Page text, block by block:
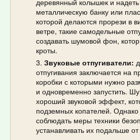
металлическую банку или
которой делаются прорези в
ветре, такие самодельные
создавать шумовой фон,
кроты.
Звуковые отпугиватели:
отпугивания заключается на
коробки с которыми нужно
и одновременно запустить.
хороший звуковой эффект,
подземных копателей.
соблюдать меры техники
устанавливать их подальше